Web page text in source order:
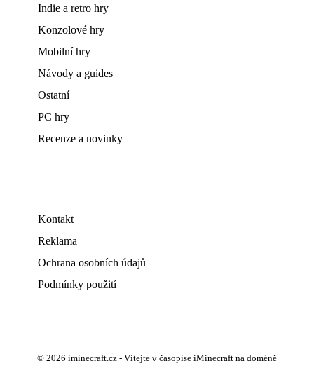
Indie a retro hry
Konzolové hry
Mobilní hry
Návody a guides
Ostatní
PC hry
Recenze a novinky
Kontakt
Reklama
Ochrana osobních údajů
Podmínky použití
© 2026 iminecraft.cz - Vítejte v časopise iMinecraft na doméně